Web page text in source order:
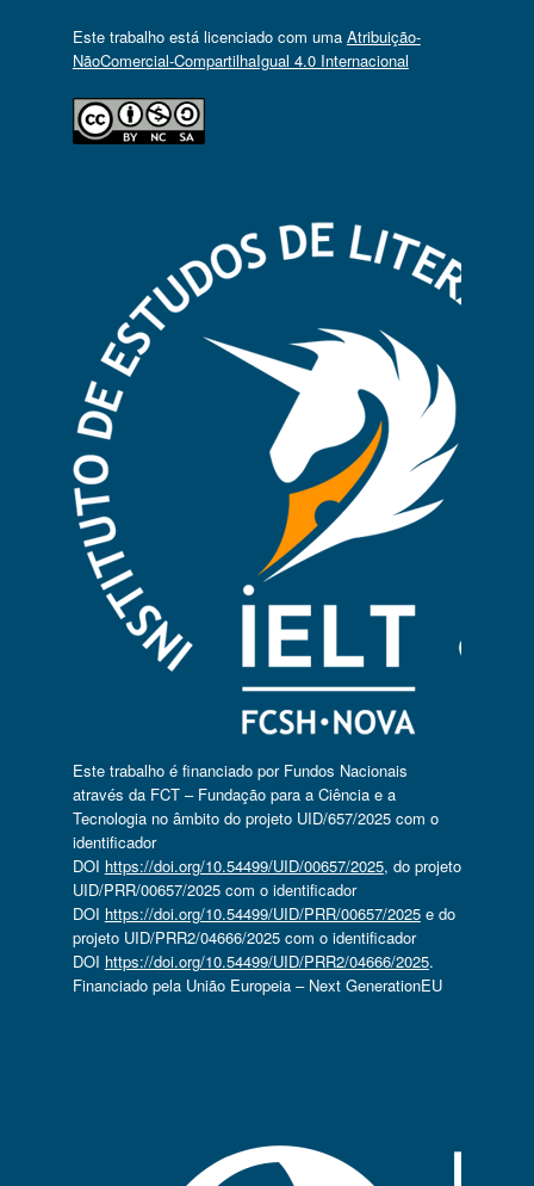
Este trabalho está licenciado com uma Atribuição-
NãoComercial-CompartilhaIgual 4.0 Internacional
Este trabalho é financiado por Fundos Nacionais
através da FCT – Fundação para a Ciência e a
Tecnologia no âmbito do projeto UID/657/2025 com o
identificador
DOI https://doi.org/10.54499/UID/00657/2025, do projeto
UID/PRR/00657/2025 com o identificador
DOI https://doi.org/10.54499/UID/PRR/00657/2025e do
projeto UID/PRR2/04666/2025 com o identificador
DOI https://doi.org/10.54499/UID/PRR2/04666/2025.
Financiado pela União Europeia – Next GenerationEU